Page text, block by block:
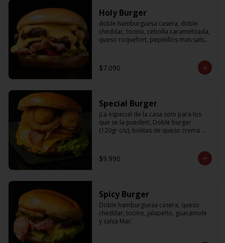
Holy Burger
doble hamburguesa casera, doble
cheddar, tocino, cebolla caramelizada,
queso roquefort, pepinillos mas salsa
$7.090
Special Burger
¡La especial de la casa solo para los
que se la pueden!, Doble burger
(120gr c/u), bolitas de queso crema
holy
$9.990
Spicy Burger
Doble hamburguesa casera, queso
cheddar, tocino, jalapeño, guacamole
y salsa Mac